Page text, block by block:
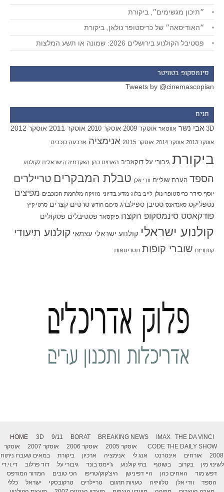
״תיכון מגשימים״, ביקורת
״האודיסאה״ של כריסטופר נולאן, ביקורת
פסטיבל הקולנוע בירושלים 2026: שמונה או תשע המלצות
סינמסקופ בטוויטר
Tweets by @cinemascopian
תגים
3D אבי נשר אווטאר אוסקר 2009 אוסקר 2010 אוסקר 2011 אוסקר 2012
אוסקר 2013 אוסקר 2014 אוסקר 2015 אנימציה ארבעה כוכבים
ביקורת גיבורי על דוקאביב האחים כהן האקדמיה הישראלית לקולנוע
הספד הערת שוליים וודי אלן טבלת המבקרים טריילרים
יוסף סידר כריסטופר נולן לייב בלוג מדע בדיוני מוזיקה מלחמת הכוכבים מפיצים
נטפליקס סאנדאנס סטיבן ספילברג סיכום חודש סרטים קצרים סרטי קיץ
פודקאסט סינמסקופ הקצה פיקסאר פסטיבלים פסקולים
קולנוע ישראלי קולנוע ישראלי עצמאי קולנוע תיעודי
קטנוניזם שוברי קופות תסריטאות
HOME 3D 9/11 BORAT BREAKING NEWS IMAX
THE DA VINCI
CODE THE DAILY SHOW אוסקר 2005 אוסקר 2006 אוסקר 2007
אוסקר
2008
אורחים אינטרנט אנג לי אנימציה ארכיון ביקורת
במאים שעברו ניתוח
לשינוי מין
בקרוב בשוטף בתי קולנוע ג'יימס בונד גיבורי על דוד פרלוב
די.וי.די
דפש מוד
האחים כהן היי דפינישן היצ'קוק/טריפו הכי טובים
המדור המודפס
הספד
וודי אלן טלוויזיה טעויות תרגום טריילרים טרקובסקי ישראל
כללי